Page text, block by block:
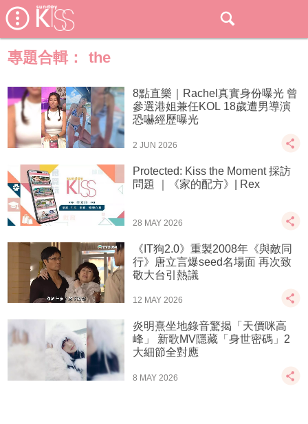
專題合輯： the
8點直樂｜Rachel真實身份曝光 曾
參選港姐兼任KOL 18歲遭男導演
恐嚇經歷曝光
2 JUN 2026
Protected: Kiss the Moment 採訪
問題 ｜《家的配方》| Rex
28 MAY 2026
《IT狗2.0》重製2008年《與敵同
行》唐立言爆seed名場面 再次致
敬大台引熱議
12 MAY 2026
炎明熹坐地錄音驚揭「天價咪高
峰」 新歌MV隱藏「身世密碼」2
大細節全對應
8 MAY 2026